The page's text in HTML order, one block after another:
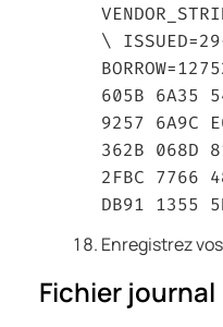
\
605B 6A35
9257 6A9C
362B 068D
2FBC 7766
DB91 1355
Enregistrez
Fichier